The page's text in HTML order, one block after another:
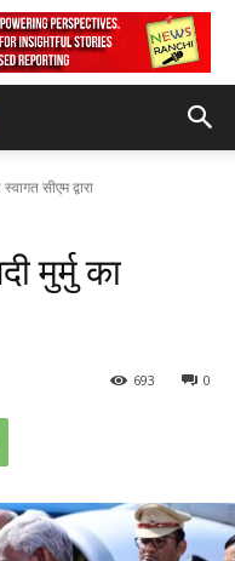
सीएम द्वारा
मुर्मु का
0
693